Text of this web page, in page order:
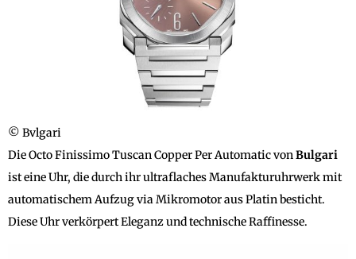
© Bvlgari
Die Octo Finissimo Tuscan Copper Per Automatic von Bulgari
ist eine Uhr, die durch ihr ultraflaches Manufakturuhrwerk mit
automatischem Aufzug via Mikromotor aus Platin besticht.
Diese Uhr verkörpert Eleganz und technische Raffinesse.